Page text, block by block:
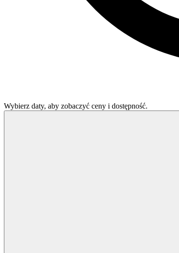
Wybierz daty, aby zobaczyć ceny i dostępność.